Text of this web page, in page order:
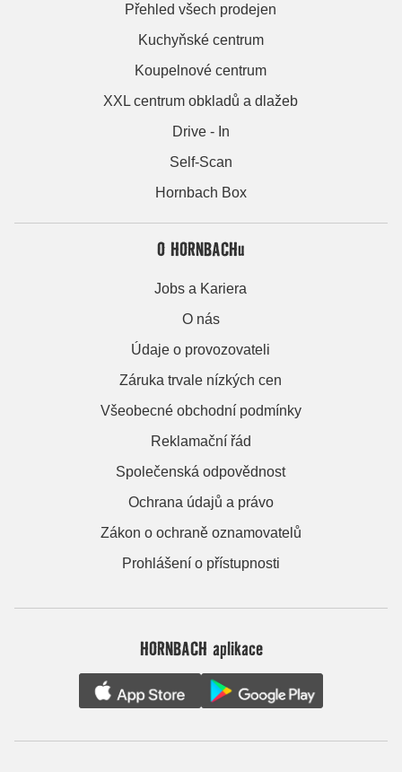
Přehled všech prodejen
Kuchyňské centrum
Koupelnové centrum
XXL centrum obkladů a dlažeb
Drive - In
Self-Scan
Hornbach Box
O HORNBACHu
Jobs a Kariera
O nás
Údaje o provozovateli
Záruka trvale nízkých cen
Všeobecné obchodní podmínky
Reklamační řád
Společenská odpovědnost
Ochrana údajů a právo
Zákon o ochraně oznamovatelů
Prohlášení o přístupnosti
HORNBACH aplikace